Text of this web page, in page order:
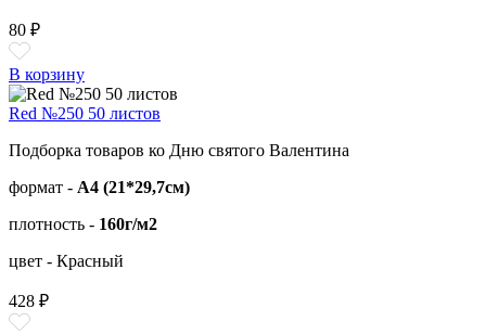
80 ₽
В корзину
Red №250 50 листов
Подборка товаров ко Дню святого Валентина
формат - А4 (21*29,7см)
плотность - 160г/м2
цвет - Красный
428 ₽